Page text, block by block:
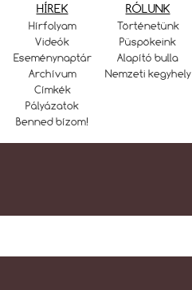
HÍREK
Hírfolyam
Videók
Eseménynaptár
Archívum
Címkék
Pályázatok
Benned bízom!
RÓLUNK
Történetünk
Püspökeink
Alapító bulla
Nemzeti kegyhely